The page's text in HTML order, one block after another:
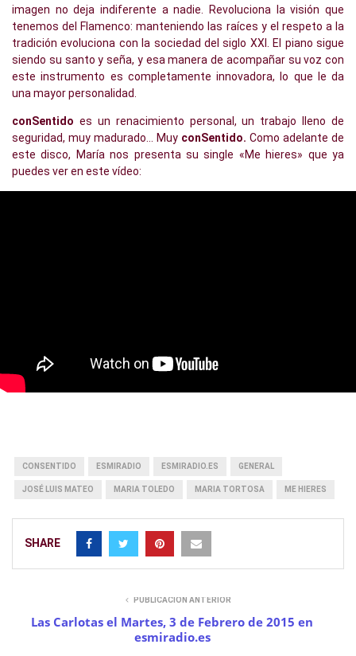
imagen no deja indiferente a nadie. Revoluciona la visión que
tenemos del Flamenco: manteniendo las raíces y el respeto a la
tradición evoluciona con la sociedad del siglo XXI. El piano sigue
siendo su santo y seña, y esa manera de acompañar su voz con
este instrumento es completamente innovadora, lo que le da
una mayor personalidad.
conSentido es un renacimiento personal, un trabajo lleno de
seguridad, muy madurado… Muy conSentido. Como adelante de
este disco, María nos presenta su single «Me hieres» que ya
puedes ver en este vídeo:
CONSENTIDO ESMIRADIO ESMIRADIO.ES GENERAL
JOSÉ LUIS MATEO MARIA TOLEDO MARIA TORTOSA ME HIERES
SHARE
PUBLICACIÓN ANTERIOR
Las Carlotas el Martes, 3 de Febrero de 2015 en
esmiradio.es